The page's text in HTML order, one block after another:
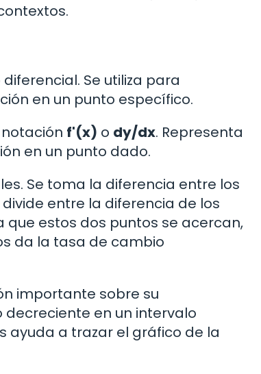
Se utiliza para
en un punto específico.
f'(x) o dy/dx. Representa
en un punto dado.
Se toma la diferencia entre los
entre la diferencia de los
que estos dos puntos se acercan,
da la tasa de cambio
importante sobre su
en un intervalo
ayuda a trazar el gráfico de la